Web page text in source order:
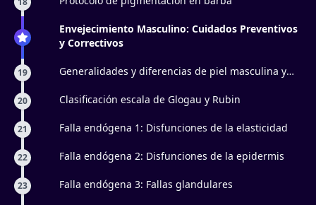
Envejecimiento Masculino: Cuidados Preventivos
y Correctivos
19
Generalidades y diferencias de piel masculina y
20 Clasificación escala de Glogau y Rubin
21 Falla endógena 1: Disfunciones de la elasticidad
22 Falla endógena 2: Disfunciones de la epidermis
23 Falla endógena 3: Fallas glandulares